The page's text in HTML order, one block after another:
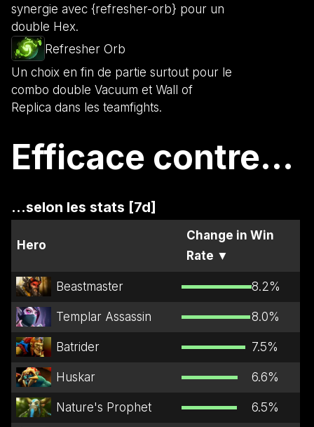
synergie avec {refresher-orb} pour un
double Hex.
Refresher Orb
Un choix en fin de partie surtout pour le
combo double Vacuum et Wall of
Replica dans les teamfights.
Efficace contre...
...selon les stats [7d]
Hero
Change in Win
Rate ▼
Beastmaster 8.2%
Templar Assassin 8.0%
Batrider 7.5%
Huskar 6.6%
Nature's Prophet 6.5%